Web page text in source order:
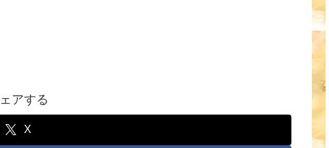
アする
X